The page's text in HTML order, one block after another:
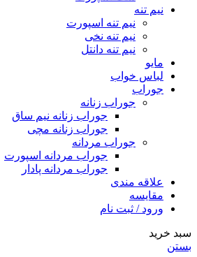
نیم تنه
نیم تنه اسپورت
نیم تنه نخی
نیم تنه دانتل
مایو
لباس خواب
جوراب
جوراب زنانه
جوراب زنانه نیم ساق
جوراب زنانه مچی
جوراب مردانه
جوراب مردانه اسپورت
جوراب مردانه پادار
علاقه مندی
مقایسه
ورود / ثبت نام
سبد خرید
بستن